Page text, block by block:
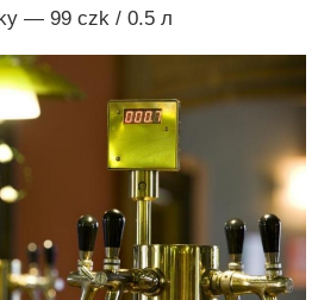
— 99 czk / 0.5 л